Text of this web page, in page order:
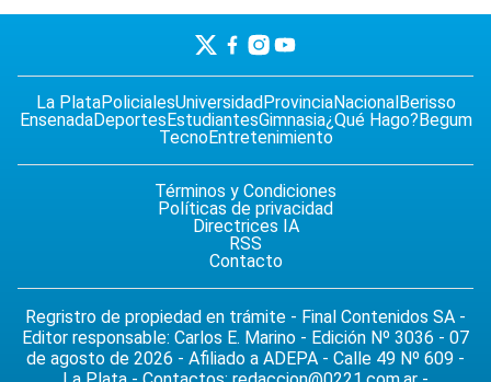
La PlataPolicialesUniversidadProvinciaNacionalBerisso
EnsenadaDeportesEstudiantesGimnasia¿Qué Hago?Begum
TecnoEntretenimiento
Términos y Condiciones
Políticas de privacidad
Directrices IA
RSS
Contacto
Regristro de propiedad en trámite - Final Contenidos SA -
Editor responsable: Carlos E. Marino - Edición Nº 3036 - 07
de agosto de 2026 - Afiliado a ADEPA - Calle 49 Nº 609 -